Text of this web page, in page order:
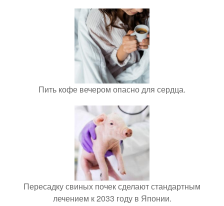
Пить кофе вечером опасно для сердца.
Пересадку свиных почек сделают стандартным
лечением к 2033 году в Японии.